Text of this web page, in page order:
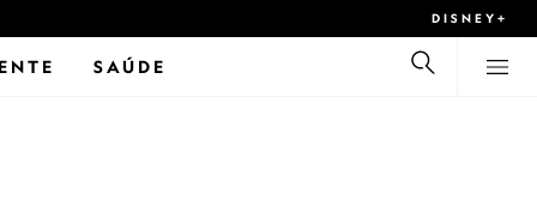
DISNEY+
SAÚDE